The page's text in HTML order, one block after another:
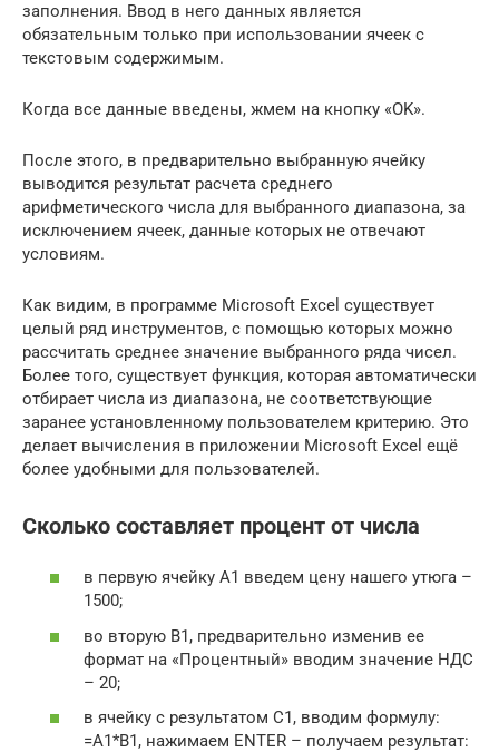
заполнения. Ввод в него данных является
обязательным только при использовании ячеек с
текстовым содержимым.
Когда все данные введены, жмем на кнопку «OK».
После этого, в предварительно выбранную ячейку
выводится результат расчета среднего
арифметического числа для выбранного диапазона, за
исключением ячеек, данные которых не отвечают
условиям.
Как видим, в программе Microsoft Excel существует
целый ряд инструментов, с помощью которых можно
рассчитать среднее значение выбранного ряда чисел.
Более того, существует функция, которая автоматически
отбирает числа из диапазона, не соответствующие
заранее установленному пользователем критерию. Это
делает вычисления в приложении Microsoft Excel ещё
более удобными для пользователей.
Сколько составляет процент от числа
в первую ячейку А1 введем цену нашего утюга –
1500;
во вторую В1, предварительно изменив ее
формат на «Процентный» вводим значение НДС
– 20;
в ячейку с результатом С1, вводим формулу:
=A1*B1, нажимаем ENTER – получаем результат: